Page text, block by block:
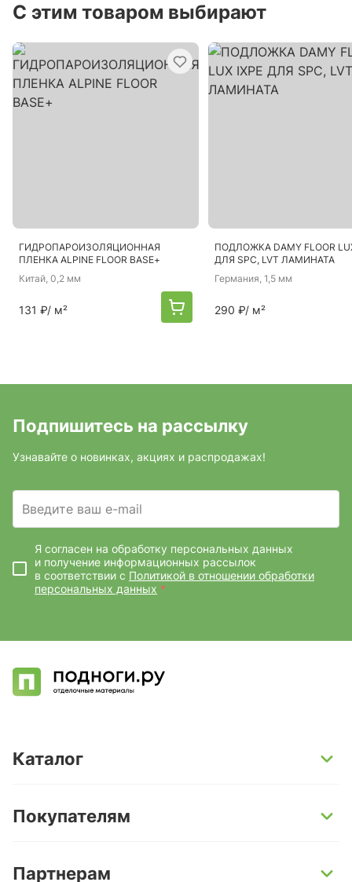
С этим товаром выбирают
ГИДРОПАРОИЗОЛЯЦИОННАЯ
ПЛЕНКА ALPINE FLOOR BASE+
Китай, 0,2 мм
131 ₽/ м²
ПОДЛОЖКА DAMY FLOOR
ДЛЯ SPC, LVT ЛАМИНАТА
Германия, 1,5 мм
290 ₽/ м²
Подпишитесь на рассылку
Узнавайте о новинках, акциях и распродажах!
Введите ваш e-mail
Я согласен на обработку персональных данных
и получение информационных рассылок
в соответствии с Политикой в отношении обработки
персональных данных *
Каталог
Кварц-винил и LVT-плитка
Ламинат
Покупателям
Партнерам